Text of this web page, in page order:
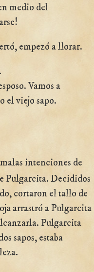
medio del
empezó a llorar.
Vamos a
el viejo sapo.
intenciones de
Pulgarcita. Decididos
cortaron el tallo de
arrastró a Pulgarcita
Pulgarcita
sapos, estaba